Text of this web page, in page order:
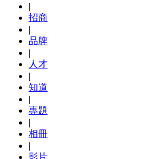
|
招商
|
品牌
|
人才
|
知道
|
專題
|
相冊
|
影片